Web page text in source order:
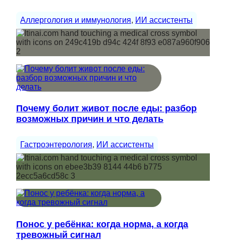
Аллергология и иммунология, ИИ ассистенты
Почему болит живот после еды: разбор
возможных причин и что делать
Гастроэнтерология, ИИ ассистенты
Понос у ребёнка: когда норма, а когда
тревожный сигнал